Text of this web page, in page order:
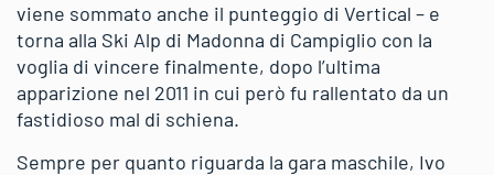
viene sommato anche il punteggio di Vertical – e
torna alla Ski Alp di Madonna di Campiglio con la
voglia di vincere finalmente, dopo l’ultima
apparizione nel 2011 in cui però fu rallentato da un
fastidioso mal di schiena.
Sempre per quanto riguarda la gara maschile, Ivo